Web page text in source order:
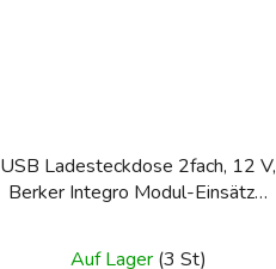
USB Ladesteckdose 2fach, 12 V,
Berker Integro Modul-Einsätze,
Auf Lager (3 St)